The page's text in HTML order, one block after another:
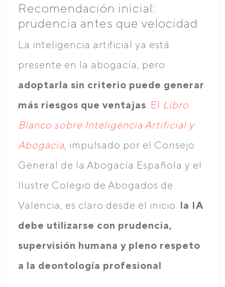
Recomendación inicial:
prudencia antes que velocidad
La inteligencia artificial ya está
presente en la abogacía, pero
adoptarla sin criterio puede generar
más riesgos que ventajas El Libro
Blanco sobre Inteligencia Artificial y
Abogacía , impulsado por el Consejo
General de la Abogacía Española y el
Ilustre Colegio de Abogados de
Valencia, es claro desde el inicio: la IA
debe utilizarse con prudencia,
supervisión humana y pleno respeto
a la deontología profesional